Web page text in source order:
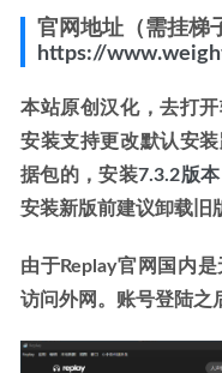
官网地址（需挂梯
https://
本站原创汉化，去打
安装支持更改默认安
据包的，安装7.3.2版本
安装新版前建议卸载旧
由于Replay官网国内
访问外网。账号登陆之